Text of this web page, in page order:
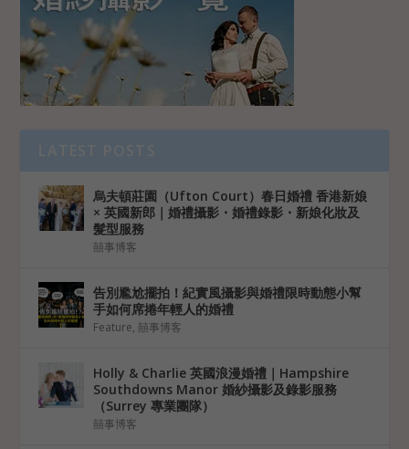
烏夫頓莊園（Ufton Court）春日婚禮 香港新娘
× 英國新郎｜婚禮攝影・婚禮錄影・新娘化妝及
髮型服務
囍事博客
告別尷尬擺拍！紀實風攝影與婚禮限時動態小幫
手如何席捲年輕人的婚禮
Feature, 囍事博客
Holly & Charlie 英國浪漫婚禮｜Hampshire
Southdowns Manor 婚紗攝影及錄影服務
（Surrey 專業團隊）
囍事博客